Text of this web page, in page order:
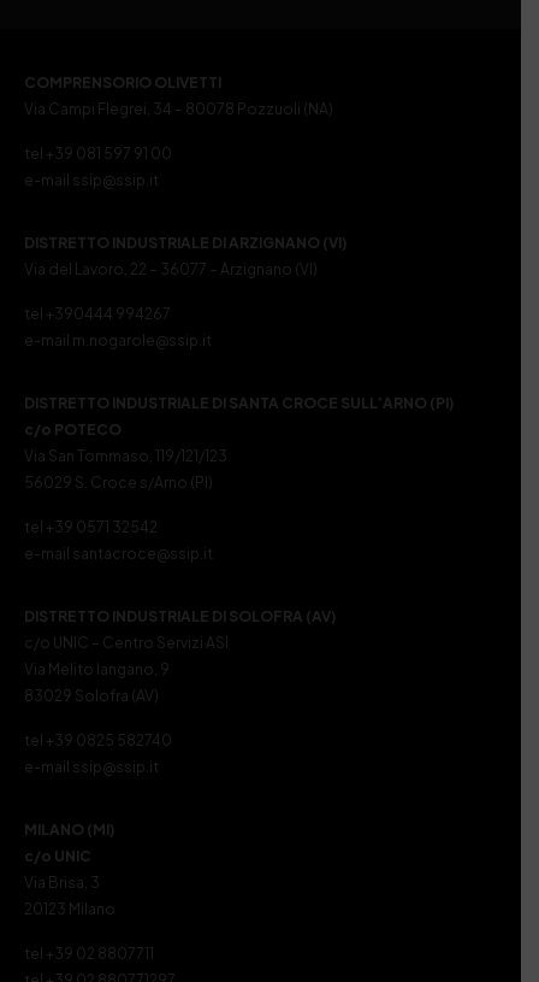
COMPRENSORIO OLIVETTI
Via Campi Flegrei, 34 – 80078 Pozzuoli (NA)
tel +39 081 597 91 00
e-mail ssip@ssip.it
DISTRETTO INDUSTRIALE DI ARZIGNANO (VI)
Via del Lavoro, 22 – 36077 – Arzignano (VI)
tel +390444 994267
e-mail m.nogarole@ssip.it
DISTRETTO INDUSTRIALE DI SANTA CROCE SULL’ARNO (PI)
c/o POTECO
Via San Tommaso, 119/121/123
56029 S. Croce s/Arno (PI)
tel +39 0571 32542
e-mail santacroce@ssip.it
DISTRETTO INDUSTRIALE DI SOLOFRA (AV)
c/o UNIC – Centro Servizi ASI
Via Melito Iangano, 9
83029 Solofra (AV)
tel +39 0825 582740
e-mail ssip@ssip.it
MILANO (MI)
c/o UNIC
Via Brisa, 3
20123 Milano
tel +39 02 8807711